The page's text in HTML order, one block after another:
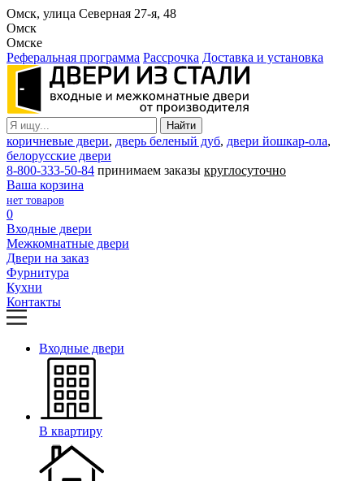
Омск, улица Северная 27-я, 48
Омск
Омске
Реферальная программа Рассрочка Доставка и установка
коричневые двери, дверь беленый дуб, двери йошкар-ола,
белорусские двери
8-800-333-50-84 принимаем заказы круглосуточно
Ваша корзина
нет товаров
0
Входные двери
Межкомнатные двери
Двери на заказ
Фурнитура
Кухни
Контакты
Входные двери
В квартиру